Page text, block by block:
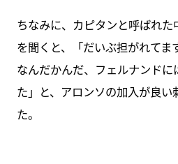
ちなみに、カピタンと呼ばれ
を聞くと、「だいぶ担がれてま
なんだかんだ、フェルナンド
た」と、アロンソの加入が良い
た。